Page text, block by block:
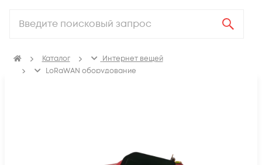
Каталог
Интернет вещей
LoRaWAN оборудование